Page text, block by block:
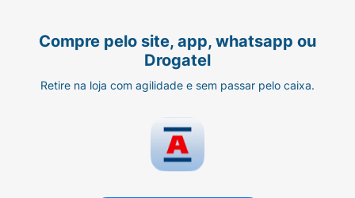
Butylene Glycol Cocoate (Butlenoglical
Cocoato), Carbomer (Carbomer).
(Decametilciclopentasiloxano), 4-
Disodium EDTA (Edetato dissódico),
Ethylhexyl Methoxycinnamate (Octinoxato),
Ethylhexyl Palmitate (Palmitato de Etilexila),
Compre pelo site, app, whatsapp ou
Drogatel
Retire na loja com agilidade e sem passar pelo caixa.